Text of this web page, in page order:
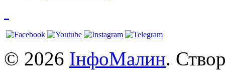
© 2026 ІнфоМалин.